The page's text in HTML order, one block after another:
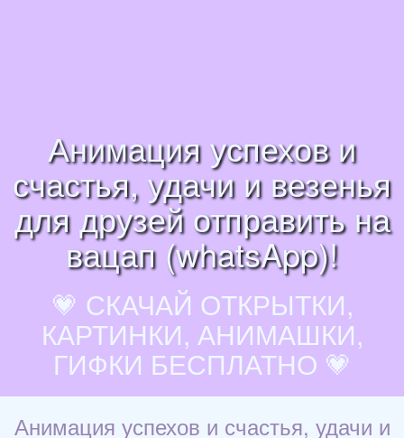
Анимация успехов и
счастья, удачи и везенья
для друзей отправить на
вацап (whatsApp)!
💗 СКАЧАЙ ОТКРЫТКИ,
КАРТИНКИ, АНИМАШКИ,
ГИФКИ БЕСПЛАТНО 💗
Анимация успехов и счастья, удачи и